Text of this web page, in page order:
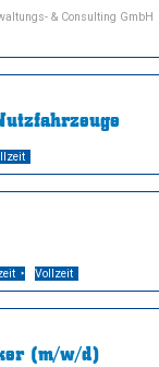
& Consulting GmbH
Vollzeit
(m/w/d)